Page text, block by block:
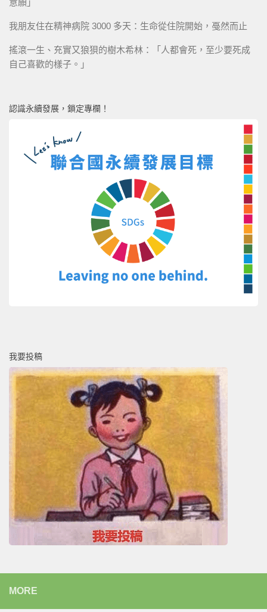
意願」
我朋友住在精神病院 3000 多天：生命從住院開始，戞然而止
搖滾一生、充實又狼狽的樹木希林：「人都會死，至少要死成
自己喜歡的樣子。」
認識永續發展，鎖定專欄！
我要投稿
MORE